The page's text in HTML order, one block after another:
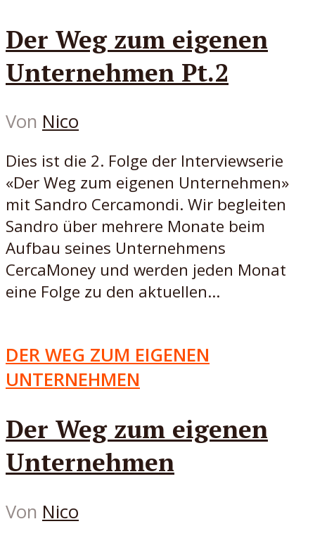
Der Weg zum eigenen
Unternehmen Pt.2
Von Nico
Dies ist die 2. Folge der Interviewserie
«Der Weg zum eigenen Unternehmen»
mit Sandro Cercamondi. Wir begleiten
Sandro über mehrere Monate beim
Aufbau seines Unternehmens
CercaMoney und werden jeden Monat
eine Folge zu den aktuellen...
DER WEG ZUM EIGENEN
UNTERNEHMEN
Der Weg zum eigenen
Unternehmen
Von Nico